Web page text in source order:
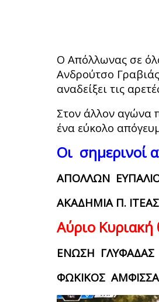
Ο Απόλλωνας σε
Ανδρούτσο
αναδείξει τις
Στον άλλον αγώνα
ένα εύκολο
Οι σημερινοί
ΑΠΟΛΛΩΝ
ΑΚΑΔΗΜΙΑ Π.
Αύριο Κυριακή
ΕΝΩΣΗ ΓΛΥΦΑΔΑΣ
ΦΩΚΙΚΟΣ